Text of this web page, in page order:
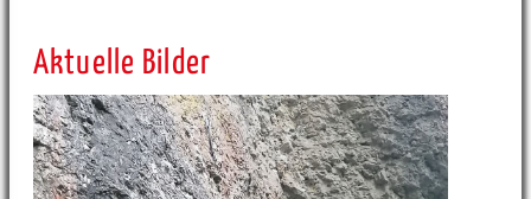
Aktuelle Bilder